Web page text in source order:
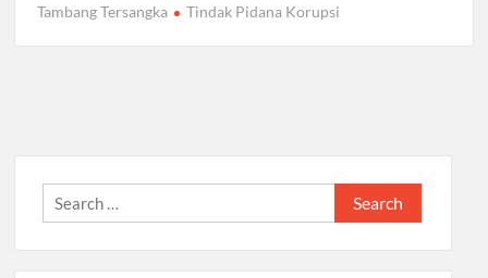
Tambang Tersangka
Tindak Pidana Korupsi
Search
for: